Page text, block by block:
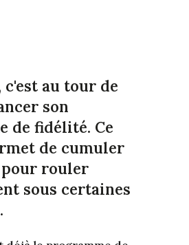
c'est au tour de
son
de fidélité. Ce
de cumuler
rouler
sous certaines